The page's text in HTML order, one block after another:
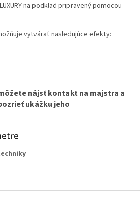
na podklad pripravený pomocou
vytvárať nasledujúce efekty:
nájsť kontakt na majstra a
ukážku jeho